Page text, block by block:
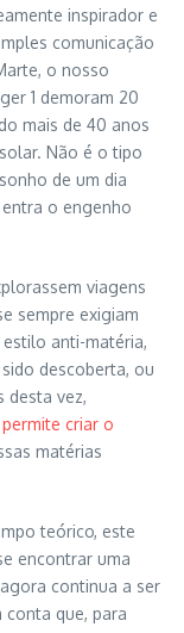
inspirador e
comunicação
o nosso
1 demoram 20
mais de 40 anos
Não é o tipo
de um dia
o engenho
viagens
sempre exigiam
anti-matéria,
descoberta, ou
desta vez,
permite criar o
matérias
teórico, este
encontrar uma
continua a ser
conta que, para